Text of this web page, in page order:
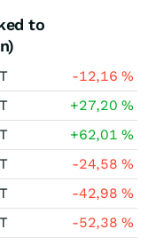
to
-12,16%
+27,20%
+62,01%
-24,58%
-42,98%
-52,38%